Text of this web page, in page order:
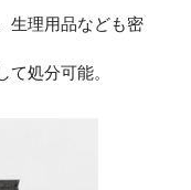
生理用品なども密
て処分可能。